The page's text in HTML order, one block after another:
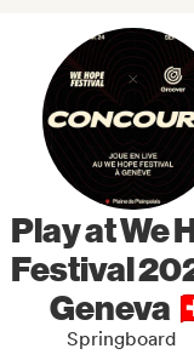
Play at We
Festival
Geneva
Springboard